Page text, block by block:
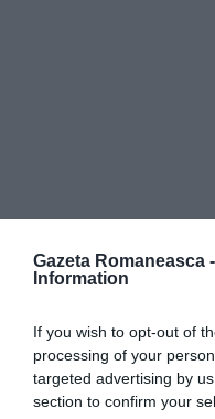
Gazeta Romaneasca -
Information
If you wish to opt-out of
processing of your
targeted advertising by
section to confirm your